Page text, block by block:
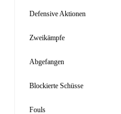
Defensive Aktionen
Zweikämpfe
Abgefangen
Blockierte Schüsse
Fouls